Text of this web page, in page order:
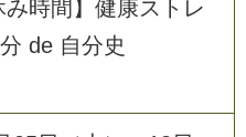
み時間】健康ストレ
de 自分史